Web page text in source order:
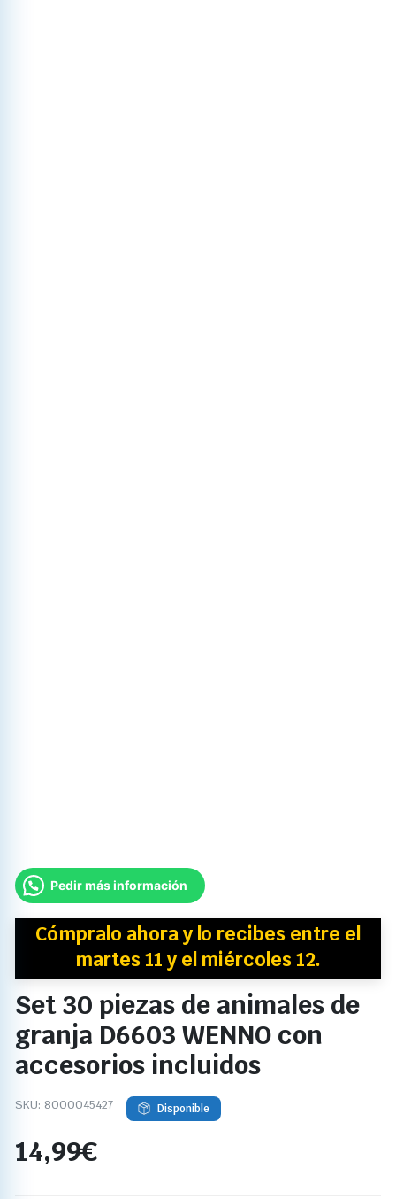
Pedir más información
Cómpralo ahora y lo recibes entre el
martes 11 y el miércoles 12.
Set 30 piezas de animales de
granja D6603 WENNO con
accesorios incluidos
SKU: 8000045427 Disponible
14,99€